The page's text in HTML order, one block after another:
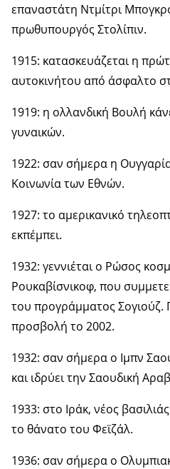
επαναστάτη Ντμίτρι
πρωθυπουργός Στολίπιν.
1915: κατασκευάζεται η
αυτοκινήτου από άσφαλτο
1919: η ολλανδική Βουλή
γυναικών.
1922: σαν σήμερα η
Κοινωνία των Εθνών.
1927: το αμερικανικό
εκπέμπει.
1932: γεννιέται ο Ρώσος
Ρουκαβίσνικοφ, που
του προγράμματος Σογιούζ.
προσβολή το 2002.
1932: σαν σήμερα ο Ιμπν
και ιδρύει την Σαουδική
1933: στο Ιράκ, νέος
το θάνατο του Φεϊζάλ.
1936: σαν σήμερα ο